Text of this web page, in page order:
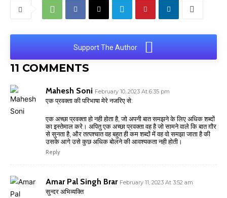
Support The Author
11 COMMENTS
Mahesh Soni February 10, 2023 At 6:35 pm
एक प्रवक्ता की परिभाषा मेरे नजरिए से:
एक अच्छा प्रवक्ता हो नही होता है, जो अपनी बात समझने के लिए अधिक शब्दों
का इस्तेमाल करे। अपितु एक अच्छा प्रवक्ता वह है जो सामने वाले कि बात ग़ौर
से सुनता है, और तत्पश्चात वह बहुत ही कम शब्दों में वह वो समझा जाता है की
उसके आगे उसे कुछ अधिक बोलने की आवश्यकता नही होती।
Reply
Amar Pal Singh Brar February 11, 2023 At 3:52 am
सुन्दर अभिव्यक्ति